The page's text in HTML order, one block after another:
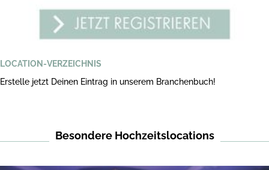
LOCATION-VERZEICHNIS
Erstelle jetzt Deinen Eintrag in unserem Branchenbuch!
Besondere Hochzeitslocations